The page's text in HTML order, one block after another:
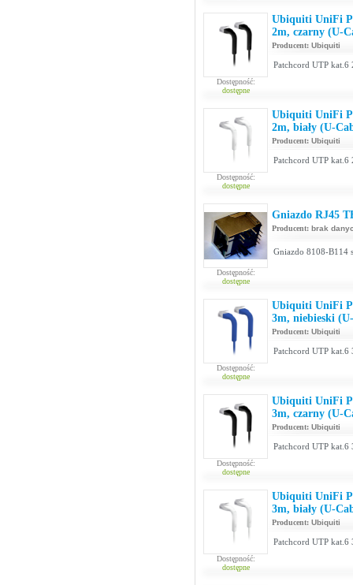
Dostępność:
dostępne
Ubiquiti UniFi
2m, czarny (U-
Producent: Ubiquiti
Patchcord UTP kat.6
Dostępność:
dostępne
Ubiquiti UniFi
2m, biały (U-
Producent: Ubiquiti
Patchcord UTP kat.6
Dostępność:
dostępne
Gniazdo RJ45
Producent: brak
Gniazdo 8108-B114
Dostępność:
dostępne
Ubiquiti UniFi
3m, niebieski
Producent: Ubiquiti
Patchcord UTP kat.6
Dostępność:
dostępne
Ubiquiti UniFi
3m, czarny (U-
Producent: Ubiquiti
Patchcord UTP kat.6
Dostępność:
dostępne
Ubiquiti UniFi
3m, biały (U-
Producent: Ubiquiti
Patchcord UTP kat.6